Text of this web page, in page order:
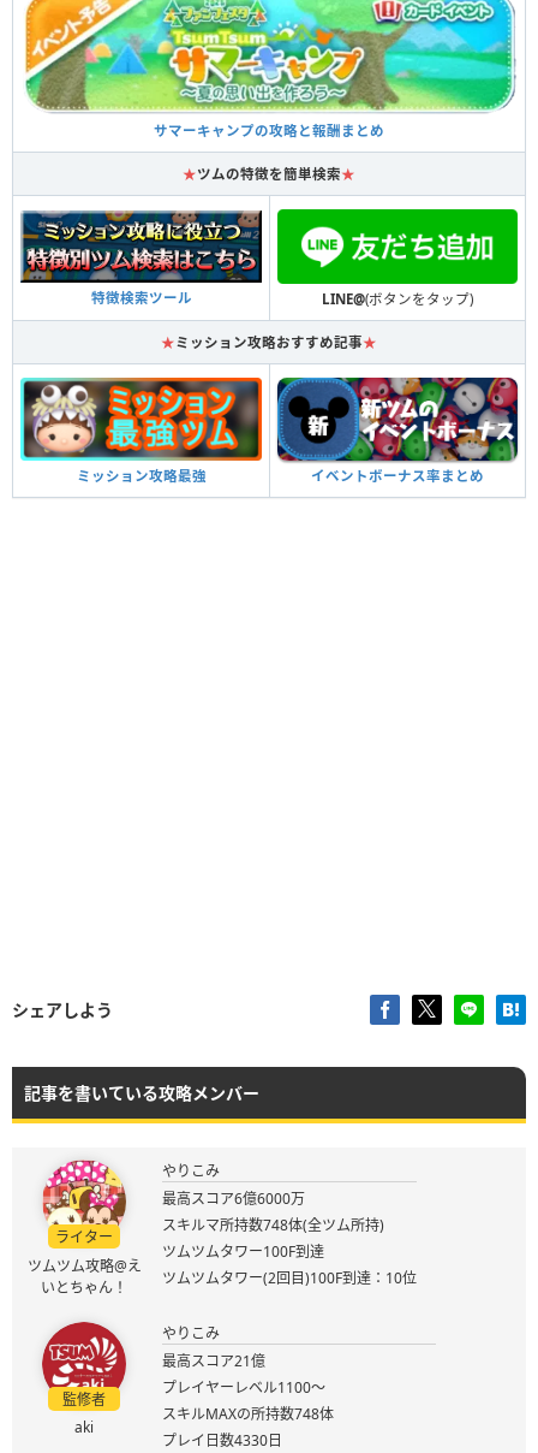
サマーキャンプの攻略と報酬まとめ
★ツムの特徴を簡単検索★
特徴検索ツール LINE@(ボタンをタップ)
★ミッション攻略おすすめ記事★
ミッション攻略最強 イベントボーナス率まとめ
シェアしよう
記事を書いている攻略メンバー
ライター
ツムツム攻略@え
いとちゃん！
やりこみ
最高スコア6億6000万
スキルマ所持数748体(全ツム所持)
ツムツムタワー100F到達
ツムツムタワー(2回目)100F到達：10位
監修者
aki
やりこみ
最高スコア21億
プレイヤーレベル1100～
スキルMAXの所持数748体
プレイ日数4330日